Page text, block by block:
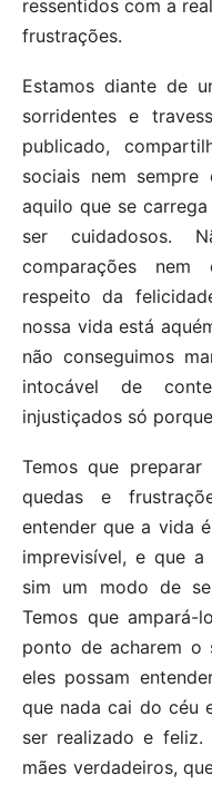
ressentidos com a
frustrações.
Estamos diante de
sorridentes e
publicado,
sociais nem
aquilo que se
ser cuidadosos.
comparações nem
respeito da
nossa vida está
não conseguimos
intocável de
injustiçados só
Temos que
quedas e
entender que a vida
imprevisível, e que
sim um modo de
Temos que
ponto de acharem o
eles possam
que nada cai do céu
ser realizado e feliz.
mães verdadeiros,